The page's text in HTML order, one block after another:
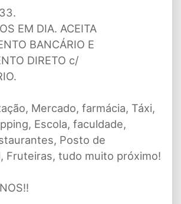
EM DIA. ACEITA
BANCÁRIO E
DIRETO c/
Mercado, farmácia, Táxi,
Escola, faculdade,
Posto de
Fruteiras, tudo muito próximo!